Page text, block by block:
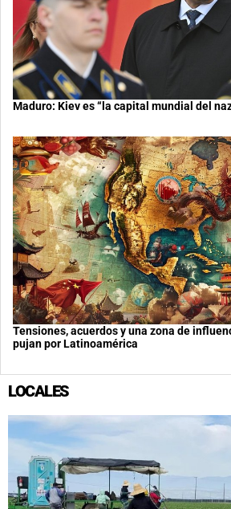
Maduro: Kiev es “la capital mundial del
Tensiones, acuerdos y una zona de
pujan por Latinoamérica
LOCALES